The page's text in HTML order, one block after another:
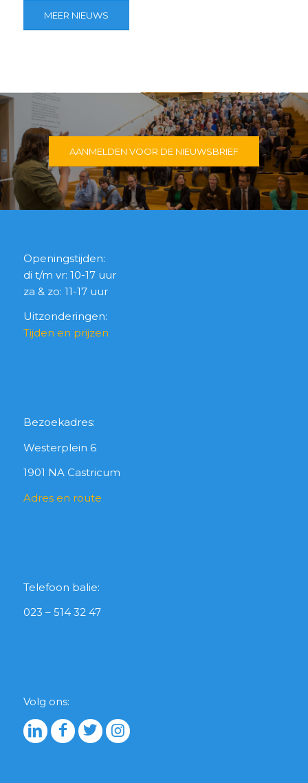
MEER NIEUWS
AANMELDEN VOOR DE NIEUWSBRIEF
Openingstijden:
di t/m vr: 10-17 uur
za & zo: 11-17 uur
Uitzonderingen:
Tijden en prijzen
Bezoekadres:
Westerplein 6
1901 NA Castricum
Adres en route
Telefoon balie:
023 – 514 32 47
Volg ons: